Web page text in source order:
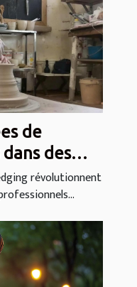
de
des
révolutionnent